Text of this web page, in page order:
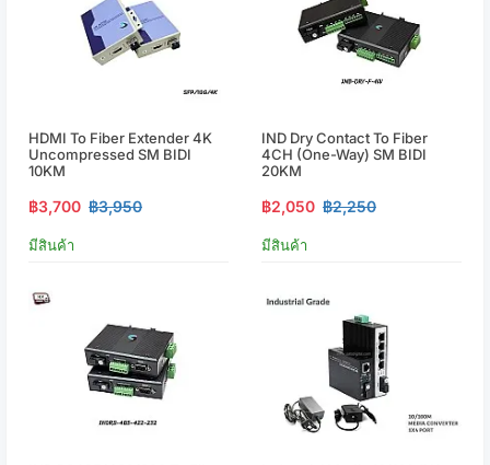
HDMI To Fiber Extender 4K
Uncompressed SM BIDI
10KM
฿3,700 ฿3,950
มีสินค้า
IND Dry Contact To Fiber
4CH (One-Way) SM BIDI
20KM
฿2,050 ฿2,250
มีสินค้า